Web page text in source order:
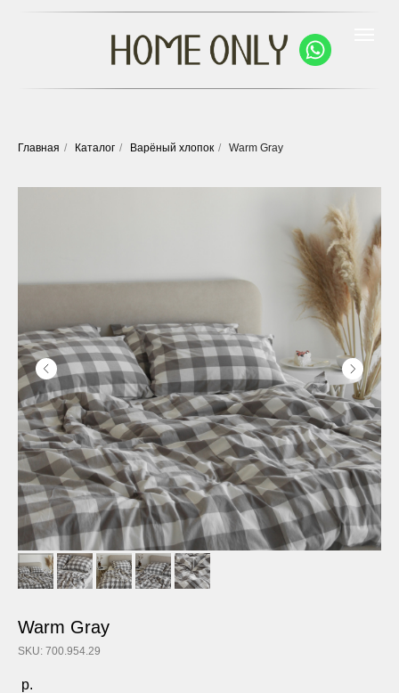
Главная / Каталог / Варёный хлопок / Warm Gray
Warm Gray
SKU: 700.954.29
р.